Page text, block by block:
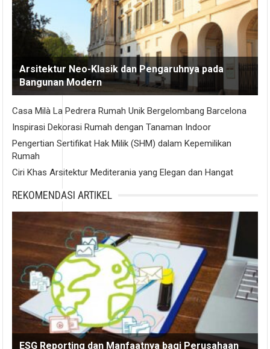
Arsitektur Neo-Klasik dan Pengaruhnya pada
Bangunan Modern
Casa Milà La Pedrera Rumah Unik Bergelombang Barcelona
Inspirasi Dekorasi Rumah dengan Tanaman Indoor
Pengertian Sertifikat Hak Milik (SHM) dalam Kepemilikan
Rumah
Ciri Khas Arsitektur Mediterania yang Elegan dan Hangat
REKOMENDASI ARTIKEL
ESG Reporting dan Manfaatnya bagi Perusahaan